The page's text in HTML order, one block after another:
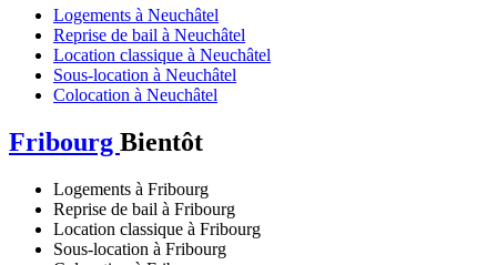
Logements à Neuchâtel
Reprise de bail à Neuchâtel
Location classique à Neuchâtel
Sous-location à Neuchâtel
Colocation à Neuchâtel
Fribourg Bientôt
Logements à Fribourg
Reprise de bail à Fribourg
Location classique à Fribourg
Sous-location à Fribourg